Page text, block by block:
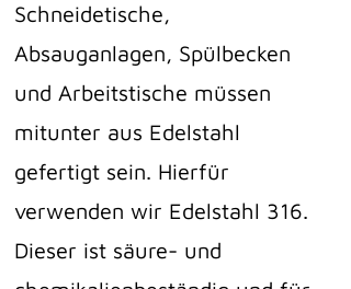
Schneidetische,
Absauganlagen, Spülbecken
und Arbeitstische müssen
mitunter aus Edelstahl
gefertigt sein. Hierfür
verwenden wir Edelstahl 316.
Dieser ist säure- und